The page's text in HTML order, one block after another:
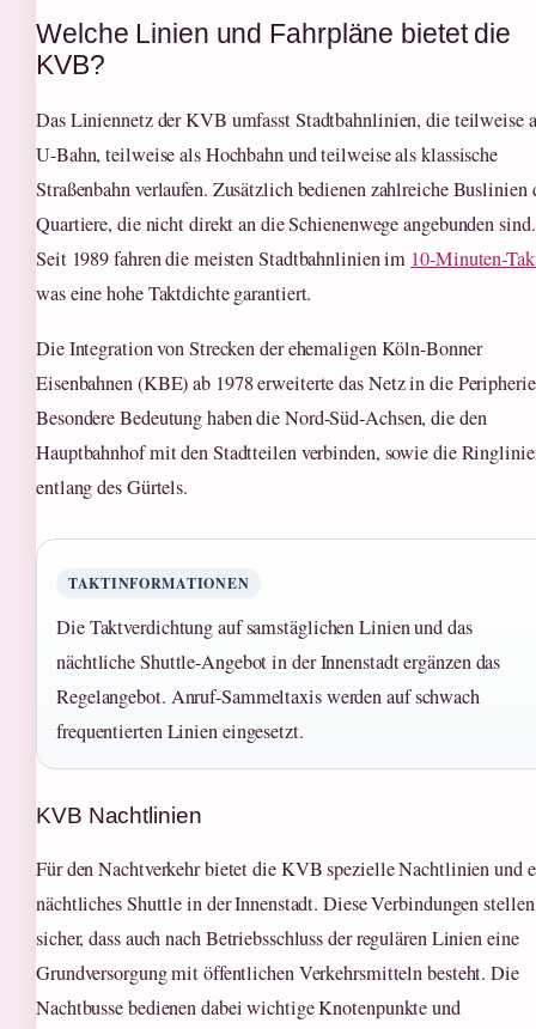
Welche Linien und Fahrpläne bietet die
KVB?
Das Liniennetz der KVB umfasst Stadtbahnlinien, die teilweise
U-Bahn, teilweise als Hochbahn und teilweise als klassische
Straßenbahn verlaufen. Zusätzlich bedienen zahlreiche Buslinien
Quartiere, die nicht direkt an die Schienenwege angebunden sind.
Seit 1989 fahren die meisten Stadtbahnlinien im 10-Minuten-
was eine hohe Taktdichte garantiert.
Die Integration von Strecken der ehemaligen Köln-Bonner
Eisenbahnen (KBE) ab 1978 erweiterte das Netz in die
Besondere Bedeutung haben die Nord-Süd-Achsen, die den
Hauptbahnhof mit den Stadtteilen verbinden, sowie die
entlang des Gürtels.
TAKTINFORMATIONEN
Die Taktverdichtung auf samstäglichen Linien und das
nächtliche Shuttle-Angebot in der Innenstadt ergänzen das
Regelangebot. Anruf-Sammeltaxis werden auf schwach
frequentierten Linien eingesetzt.
KVB Nachtlinien
Für den Nachtverkehr bietet die KVB spezielle Nachtlinien und
nächtliches Shuttle in der Innenstadt. Diese Verbindungen stellen
sicher, dass auch nach Betriebsschluss der regulären Linien eine
Grundversorgung mit öffentlichen Verkehrsmitteln besteht. Die
Nachtbusse bedienen dabei wichtige Knotenpunkte und